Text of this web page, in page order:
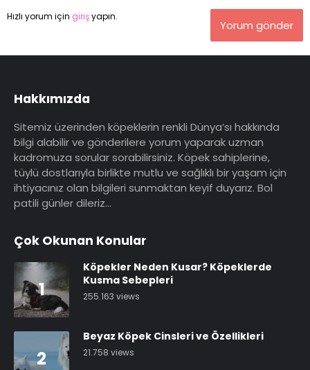
Hızlı yorum için girişyapın.
Yorum gönder
Hakkımızda
Sitemiz üzerinden köpeklerin renkli Dünya’sı hakkında
bilgi alabilir ve gönderilere yorum yaparak uzman
kadromuza sorular sorabilirsiniz. Köpek sahiplerine,
tüylü dostlarıyla birlikte mutlu ve sağlıklı bir yaşam için
ihtiyacınız olan bilgileri sunmaktan keyif duyarız. Bol
patili günler dileriz…
Çok Okunan Konular
1
Köpekler Neden Kusar? Köpeklerde
Kusma Sebepleri
255.163 views
2
Beyaz Köpek Cinsleri ve Özellikleri
21.758 views